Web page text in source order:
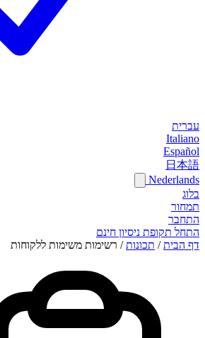
עברית
Italiano
Español
日本語
Nederlands
בלוג
תמחור
התחבר
התחל תקופת ניסיון חינם
דף הבית / תכונות / רשימות משימות ללקוחות